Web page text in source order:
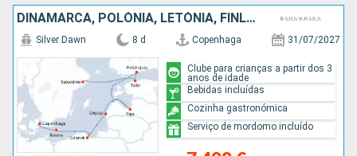
DINAMARCA, POLÓNIA, LETÓNIA, FINLÂNDIA, ESTÓNIA, SUÉCIA
Silver Dawn 8 d Copenhaga 31/07/2027
Clube para crianças a partir dos 3
anos de idade
Bebidas incluídas
Cozinha gastronómica
Serviço de mordomo incluído